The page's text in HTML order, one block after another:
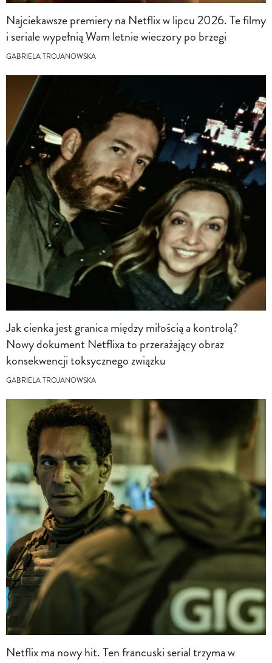
Najciekawsze premiery na Netflix w lipcu 2026. Te filmy
i seriale wypełnią Wam letnie wieczory po brzegi
GABRIELA TROJANOWSKA
Jak cienka jest granica między miłością a kontrolą?
Nowy dokument Netflixa to przerażający obraz
konsekwencji toksycznego związku
GABRIELA TROJANOWSKA
Netflix ma nowy hit. Ten francuski serial trzyma w